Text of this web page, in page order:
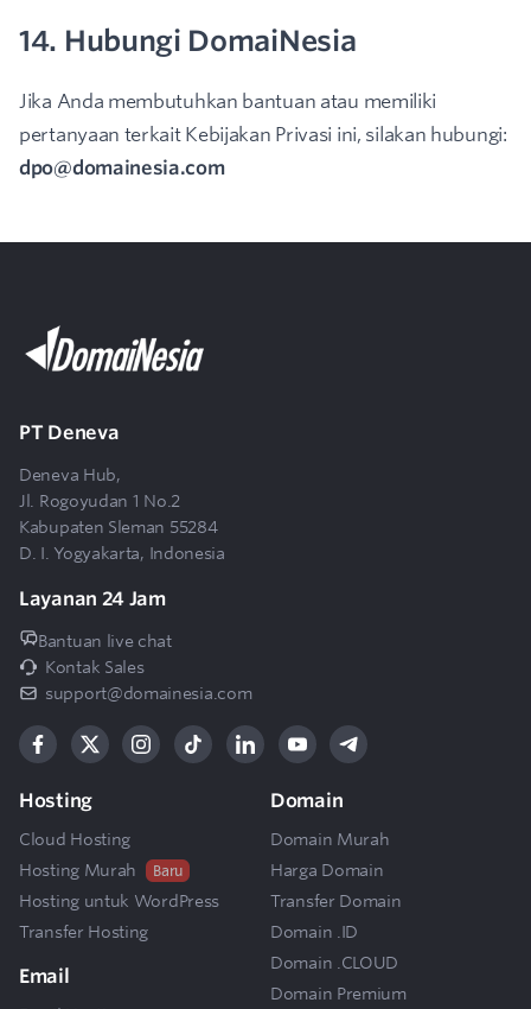
14. Hubungi DomaiNesia
Jika Anda membutuhkan bantuan atau memiliki
pertanyaan terkait Kebijakan Privasi ini, silakan hubungi:
dpo@domainesia.com
PT Deneva
Deneva Hub,
Jl. Rogoyudan 1 No.2
Kabupaten Sleman 55284
D. I. Yogyakarta, Indonesia
Layanan 24 Jam
Bantuan live chat
Kontak Sales
support@domainesia.com
Hosting
Cloud Hosting
Hosting Murah
Baru
Hosting untuk WordPress
Transfer Hosting
Email
Domain
Domain Murah
Harga Domain
Transfer Domain
Domain .ID
Domain .CLOUD
Domain Premium